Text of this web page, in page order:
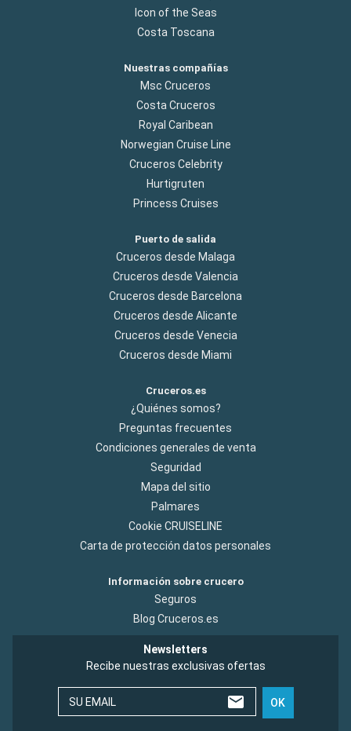
Icon of the Seas
Costa Toscana
Nuestras compañías
Msc Cruceros
Costa Cruceros
Royal Caribean
Norwegian Cruise Line
Cruceros Celebrity
Hurtigruten
Princess Cruises
Puerto de salida
Cruceros desde Malaga
Cruceros desde Valencia
Cruceros desde Barcelona
Cruceros desde Alicante
Cruceros desde Venecia
Cruceros desde Miami
Cruceros.es
¿Quiénes somos?
Preguntas frecuentes
Condiciones generales de venta
Seguridad
Mapa del sitio
Palmares
Cookie CRUISELINE
Carta de protección datos personales
Información sobre crucero
Seguros
Blog Cruceros.es
Newsletters
Recibe nuestras exclusivas ofertas
SU EMAIL OK